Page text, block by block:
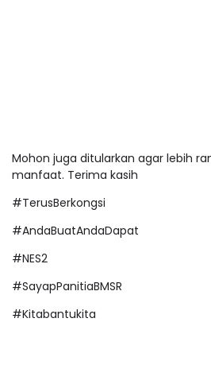
Mohon juga ditularkan agar lebih
manfaat. Terima kasih
#TerusBerkongsi
#AndaBuatAndaDapat
#NES2
#SayapPanitiaBMSR
#Kitabantukita